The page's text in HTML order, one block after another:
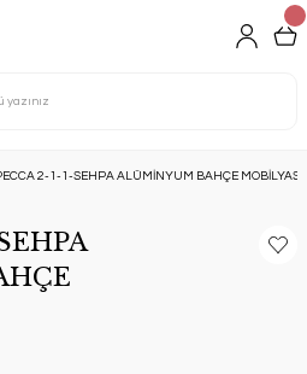
2-1-1-SEHPA ALÜMİNYUM BAHÇE MOBİLYASI